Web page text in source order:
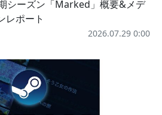
シーズン「Marked」概要&メデ
レポート
2026.07.29 0:00